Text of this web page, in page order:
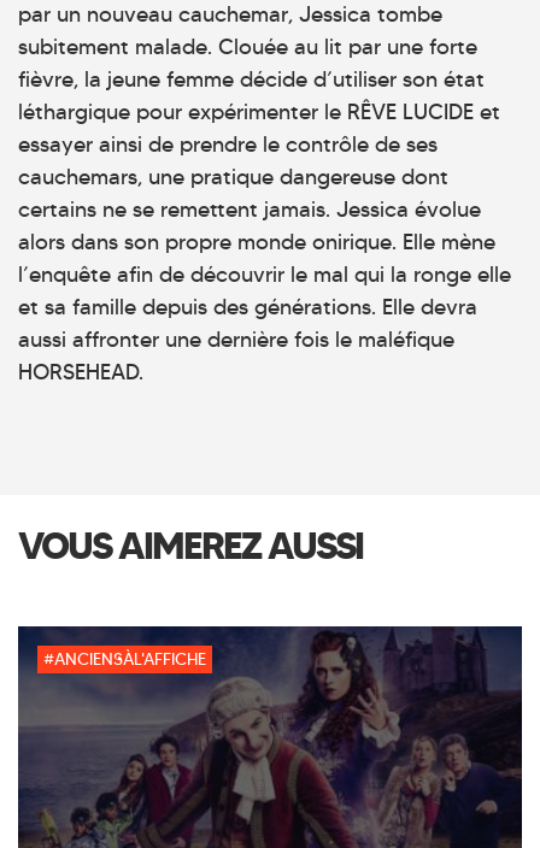
par un nouveau cauchemar, Jessica tombe
subitement malade. Clouée au lit par une forte
fièvre, la jeune femme décide d’utiliser son état
léthargique pour expérimenter le RÊVE LUCIDE et
essayer ainsi de prendre le contrôle de ses
cauchemars, une pratique dangereuse dont
certains ne se remettent jamais. Jessica évolue
alors dans son propre monde onirique. Elle mène
l’enquête afin de découvrir le mal qui la ronge elle
et sa famille depuis des générations. Elle devra
aussi affronter une dernière fois le maléfique
HORSEHEAD.
VOUS AIMEREZ AUSSI
#ANCIENSÀL'AFFICHE